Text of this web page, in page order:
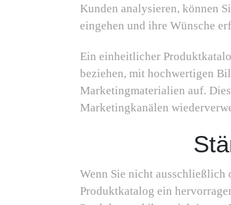
Kunden analysieren, können
eingehen und ihre Wünsche
Ein einheitlicher
beziehen, mit hochwertigen
Marketingmaterialien auf.
Marketingkanälen
Wenn Sie nicht ausschließlich
Produktkatalog ein